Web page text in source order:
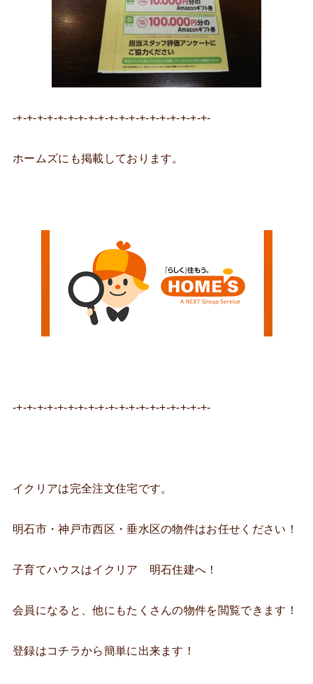
-+-+-+-+-+-+-+-+-+-+-+-+-+-+-+-+-+-+-+-
ホームズにも掲載しております。
-+-+-+-+-+-+-+-+-+-+-+-+-+-+-+-+-+-+-+-
イクリアは完全注文住宅です。
明石市・神戸市西区・垂水区の物件はお任せください！
子育てハウスはイクリア 明石住建へ！
会員になると、他にもたくさんの物件を閲覧できます！
登録はコチラから簡単に出来ます！